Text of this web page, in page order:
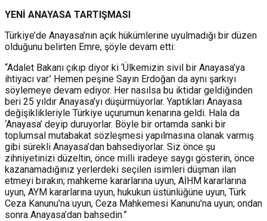
YENİ ANAYASA TARTIŞMASI
Türkiye’de Anayasa’nın açık hükümlerine uyulmadığı bir düzen
olduğunu belirten Emre, şöyle devam etti:
“Adalet Bakanı çıkıp diyor ki ‘Ülkemizin sivil bir Anayasa’ya
ihtiyacı var.’ Hemen peşine Sayın Erdoğan da aynı şarkıyı
söylemeye devam ediyor. Her nasılsa bu iktidar geldiğinden
beri 25 yıldır Anayasa’yı düşürmüyorlar. Yaptıkları Anayasa
değişiklikleriyle Türkiye uçurumun kenarına geldi. Hala da
‘Anayasa’ deyip duruyorlar. Böyle bir ortamda sanki bir
toplumsal mutabakat sözleşmesi yapılmasına olanak varmış
gibi sürekli Anayasa’dan bahsediyorlar. Siz önce şu
zihniyetinizi düzeltin, önce milli iradeye saygı gösterin, önce
kazanamadığınız yerlerdeki seçilen isimleri düşman ilan
etmeyi bırakın; mahkeme kararlarına uyun, AİHM kararlarına
uyun, AYM kararlarına uyun, hukukun üstünlüğüne uyun, Türk
Ceza Kanunu'na uyun, Ceza Mahkemesi Kanunu'na uyun; ondan
sonra Anayasa’dan bahsedin.”